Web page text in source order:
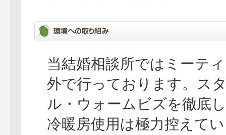
当結婚相談所ではミーテ
外で行っております。ス
ル・ウォームビズを徹底
冷暖房使用は極力控えて